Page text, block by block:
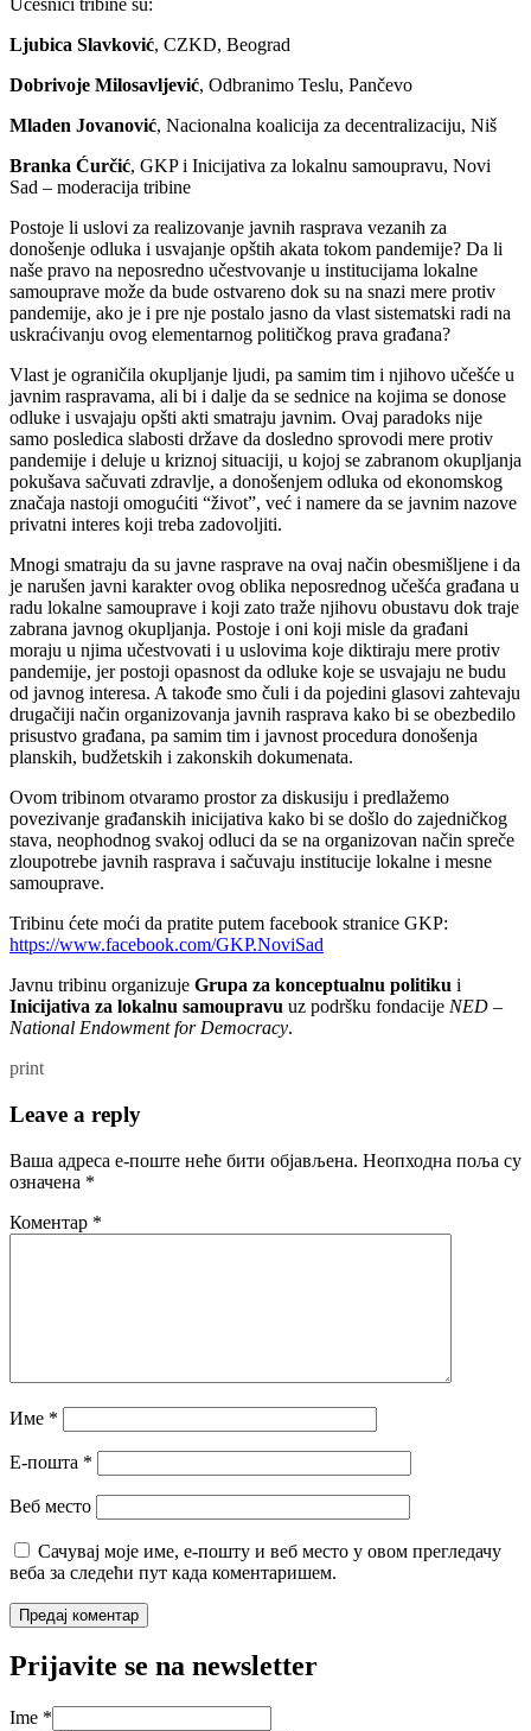
Učesnici tribine su:
Ljubica Slavković, CZKD, Beograd
Dobrivoje Milosavljević, Odbranimo Teslu, Pančevo
Mladen Jovanović, Nacionalna koalicija za decentralizaciju, Niš
Branka Ćurčić, GKP i Inicijativa za lokalnu samoupravu, Novi
Sad – moderacija tribine
Postoje li uslovi za realizovanje javnih rasprava vezanih za
donošenje odluka i usvajanje opštih akata tokom pandemije? Da li
naše pravo na neposredno učestvovanje u institucijama lokalne
samouprave može da bude ostvareno dok su na snazi mere protiv
pandemije, ako je i pre nje postalo jasno da vlast sistematski radi na
uskraćivanju ovog elementarnog političkog prava građana?
Vlast je ograničila okupljanje ljudi, pa samim tim i njihovo učešće u
javnim raspravama, ali bi i dalje da se sednice na kojima se donose
odluke i usvajaju opšti akti smatraju javnim. Ovaj paradoks nije
samo posledica slabosti države da dosledno sprovodi mere protiv
pandemije i deluje u kriznoj situaciji, u kojoj se zabranom okupljanja
pokušava sačuvati zdravlje, a donošenjem odluka od ekonomskog
značaja nastoji omogućiti “život”, već i namere da se javnim nazove
privatni interes koji treba zadovoljiti.
Mnogi smatraju da su javne rasprave na ovaj način obesmišljene i da
je narušen javni karakter ovog oblika neposrednog učešća građana u
radu lokalne samouprave i koji zato traže njihovu obustavu dok traje
zabrana javnog okupljanja. Postoje i oni koji misle da građani
moraju u njima učestvovati i u uslovima koje diktiraju mere protiv
pandemije, jer postoji opasnost da odluke koje se usvajaju ne budu
od javnog interesa. A takođe smo čuli i da pojedini glasovi zahtevaju
drugačiji način organizovanja javnih rasprava kako bi se obezbedilo
prisustvo građana, pa samim tim i javnost procedura donošenja
planskih, budžetskih i zakonskih dokumenata.
Ovom tribinom otvaramo prostor za diskusiju i predlažemo
povezivanje građanskih inicijativa kako bi se došlo do zajedničkog
stava, neophodnog svakoj odluci da se na organizovan način spreče
zloupotrebe javnih rasprava i sačuvaju institucije lokalne i mesne
samouprave.
Tribinu ćete moći da pratite putem facebook stranice GKP:
https://www.facebook.com/GKP.NoviSad
Javnu tribinu organizuje Grupa za konceptualnu politiku i
Inicijativa za lokalnu samoupravu uz podršku fondacije NED –
National Endowment for Democracy.
print
Leave a reply
Ваша адреса е-поште неће бити објављена. Неопходна поља су
означена *
Коментар *
Име *
Е-пошта *
Веб место
Сачувај моје име, е-пошту и веб место у овом прегледачу
веба за следећи пут када коментаришем.
Prijavite se na newsletter
Ime *